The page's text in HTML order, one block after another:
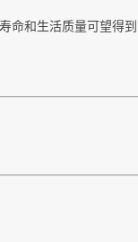
命和生活质量可望得到